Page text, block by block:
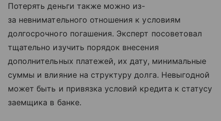
Потерять деньги также можно из-
за невнимательного отношения к условиям
долгосрочного погашения. Эксперт посоветовал
тщательно изучить порядок внесения
дополнительных платежей, их дату, минимальные
суммы и влияние на структуру долга. Невыгодной
может быть и привязка условий кредита к статусу
заемщика в банке.